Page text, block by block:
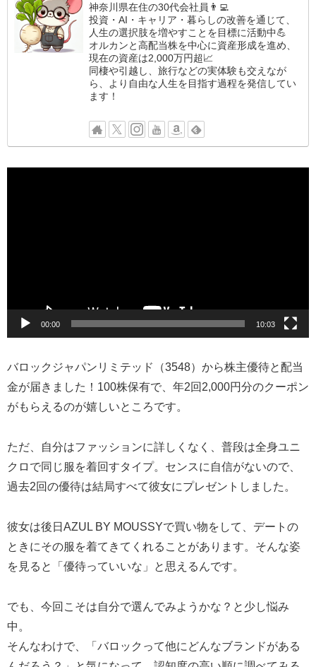
神奈川県在住の30代会社員👨‍💻
投資・AI・キャリア・暮らしの改善を通じて、
人生の選択肢を増やすことを目標に活動中💪
オルカンと高配当株を中心に資産形成を進め、
現在の資産は2,000万円超📈
同棲や引越し、旅行などの実体験も交えなが
ら、より自由な人生を目指す過程を発信してい
ます！
00:00 10:03
バロックジャパンリミテッド（3548）から株主優待と配当
金が届きました！100株保有で、年2回2,000円分のクーポン
がもらえるのが嬉しいところです。
ただ、自分はファッションに詳しくなく、普段は全身ユニ
クロで同じ服を着回すタイプ。センスに自信がないので、
過去2回の優待は結局すべて彼女にプレゼントしました。
彼女は後日AZUL BY MOUSSYで買い物をして、デートの
ときにその服を着てきてくれることがあります。そんな姿
を見ると「優待っていいな」と思えるんです。
でも、今回こそは自分で選んでみようかな？と少し悩み
中。
そんなわけで、「バロックって他にどんなブランドがある